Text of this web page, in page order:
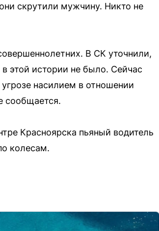
скрутили мужчину. Никто не
В СК уточнили,
в этой истории не было. Сейчас
насилием в отношении
сообщается.
Красноярска пьяный водитель
колесам.